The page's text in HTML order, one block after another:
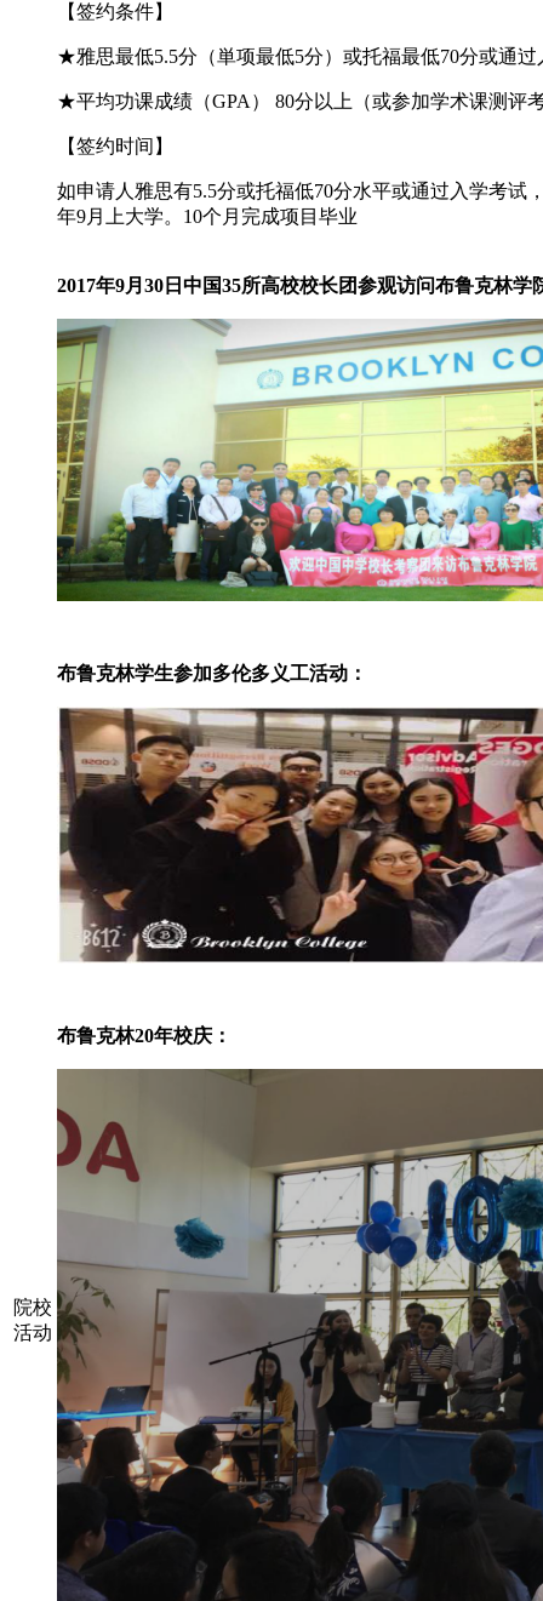
【签约条件】
★雅思最低5.5分（単项最低5分）或托福最低70分或通
★平均功课成绩（GPA） 80分以上（或参加学术课测评
【签约时间 】
如申请人雅思有5.5分或托福低70分水平或通过入学考试
年9月上大学。10个月完成项目毕业
院校
活动
2017年9月30日中国35所高校校长团参观访问布鲁克林学
布鲁克林学生参加多伦多义工活动：
布鲁克林20年校庆：